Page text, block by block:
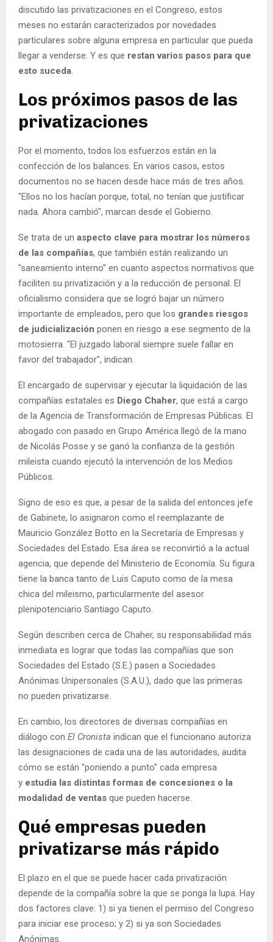
discutido las privatizaciones en el Congreso, estos
meses no estarán caracterizados por novedades
particulares sobre alguna empresa en particular que pueda
llegar a venderse. Y es que restan varios pasos para que
esto suceda.
Los próximos pasos de las
privatizaciones
Por el momento, todos los esfuerzos están en la
confección de los balances. En varios casos, estos
documentos no se hacen desde hace más de tres años.
"Ellos no los hacían porque, total, no tenían que justificar
nada. Ahora cambió", marcan desde el Gobierno.
Se trata de un aspecto clave para mostrar los números
de las compañías, que también están realizando un
"saneamiento interno" en cuanto aspectos normativos que
faciliten su privatización y a la reducción de personal. El
oficialismo considera que se logró bajar un número
importante de empleados, pero que los grandes riesgos
de judicialización ponen en riesgo a ese segmento de la
motosierra. "El juzgado laboral siempre suele fallar en
favor del trabajador", indican.
El encargado de supervisar y ejecutar la liquidación de las
compañías estatales es Diego Chaher, que está a cargo
de la Agencia de Transformación de Empresas Públicas. El
abogado con pasado en Grupo América llegó de la mano
de Nicolás Posse y se ganó la confianza de la gestión
mileista cuando ejecutó la intervención de los Medios
Públicos.
Signo de eso es que, a pesar de la salida del entonces jefe
de Gabinete, lo asignaron como el reemplazante de
Mauricio González Botto en la Secretaría de Empresas y
Sociedades del Estado. Esa área se reconvirtió a la actual
agencia, que depende del Ministerio de Economía. Su figura
tiene la banca tanto de Luis Caputo como de la mesa
chica del mileismo, particularmente del asesor
plenipotenciario Santiago Caputo.
Según describen cerca de Chaher, su responsabilidad más
inmediata es lograr que todas las compañías que son
Sociedades del Estado (S.E.) pasen a Sociedades
Anónimas Unipersonales (S.A.U.), dado que las primeras
no pueden privatizarse.
En cambio, los directores de diversas compañías en
diálogo con El Cronista indican que el funcionario autoriza
las designaciones de cada una de las autoridades, audita
cómo se están "poniendo a punto" cada empresa
y estudia las distintas formas de concesiones o la
modalidad de ventas que pueden hacerse.
Qué empresas pueden
privatizarse más rápido
El plazo en el que se puede hacer cada privatización
depende de la compañía sobre la que se ponga la lupa. Hay
dos factores clave: 1) si ya tienen el permiso del Congreso
para iniciar ese proceso; y 2) si ya son Sociedades
Anónimas.